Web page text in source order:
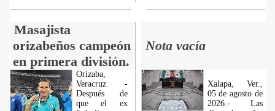
Masajista
orizabeños campeón
en primera división.
Nota vacía
Orizaba,
Veracruz. -
Después de
que el ex
Xalapa, Ver.,
05 de agosto de
2026.- Las